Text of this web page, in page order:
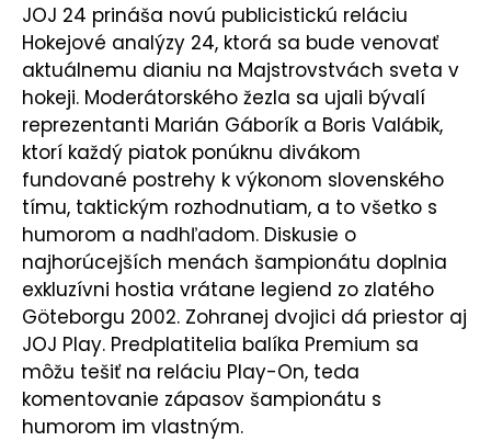
JOJ 24 prináša novú publicistickú reláciu
Hokejové analýzy 24, ktorá sa bude venovať
aktuálnemu dianiu na Majstrovstvách sveta v
hokeji. Moderátorského žezla sa ujali bývalí
reprezentanti Marián Gáborík a Boris Valábik,
ktorí každý piatok ponúknu divákom
fundované postrehy k výkonom slovenského
tímu, taktickým rozhodnutiam, a to všetko s
humorom a nadhľadom. Diskusie o
najhorúcejších menách šampionátu doplnia
exkluzívni hostia vrátane legiend zo zlatého
Göteborgu 2002. Zohranej dvojici dá priestor aj
JOJ Play. Predplatitelia balíka Premium sa
môžu tešiť na reláciu Play-On, teda
komentovanie zápasov šampionátu s
humorom im vlastným.